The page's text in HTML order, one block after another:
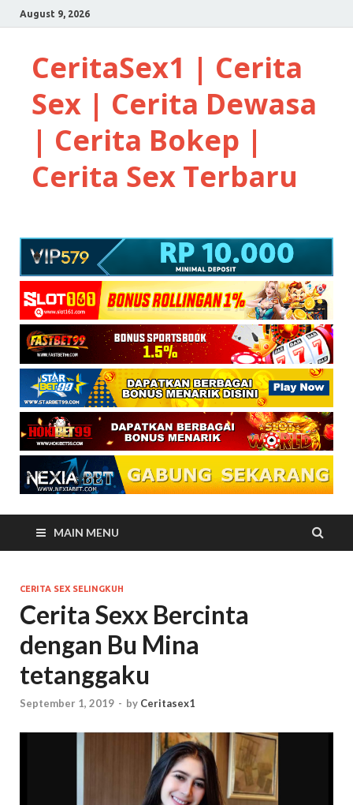
August 9, 2026
CeritaSex1 | Cerita
Sex | Cerita Dewasa
| Cerita Bokep |
Cerita Sex Terbaru
MAIN MENU
CERITA SEX SELINGKUH
Cerita Sexx Bercinta
dengan Bu Mina
tetanggaku
September 1, 2019 - by Ceritasex1